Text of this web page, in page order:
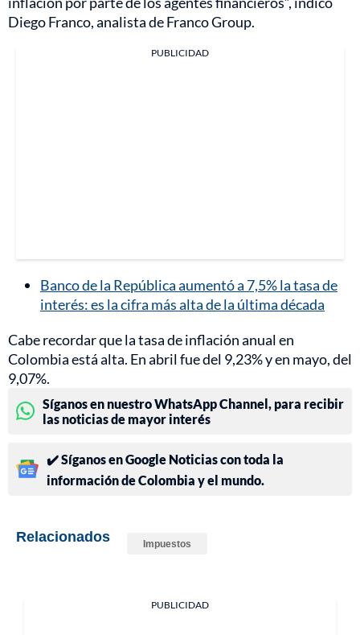
Diego Franco, analista de Franco Group.
PUBLICIDAD
Banco de la República aumentó a 7,5% la tasa de
interés: es la cifra más alta de la última década
Cabe recordar que la tasa de inflación anual en
Colombia está alta. En abril fue del 9,23% y en mayo, del
9,07%.
Síganos en nuestro WhatsApp Channel, para recibir
las noticias de mayor interés
✔️ Síganos en Google Noticias con toda la
información de Colombia y el mundo.
Relacionados Impuestos
PUBLICIDAD